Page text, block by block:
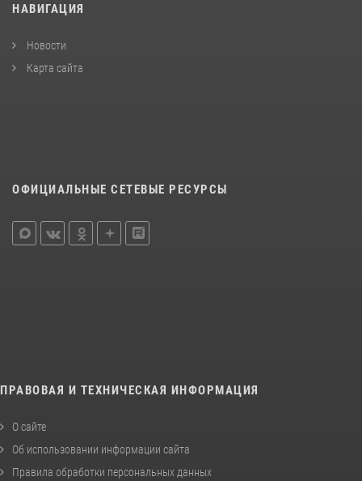
НАВИГАЦИЯ
Новости
Карта сайта
ОФИЦИАЛЬНЫЕ СЕТЕВЫЕ РЕСУРСЫ
ПРАВОВАЯ И ТЕХНИЧЕСКАЯ ИНФОРМАЦИЯ
О сайте
Об использовании информации сайта
Правила обработки персональных данных